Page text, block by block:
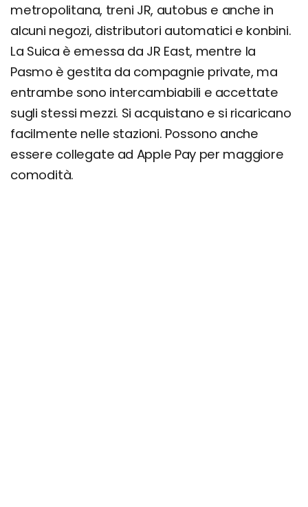
metropolitana, treni JR, autobus e anche in
alcuni negozi, distributori automatici e konbini.
La Suica è emessa da JR East, mentre la
Pasmo è gestita da compagnie private, ma
entrambe sono intercambiabili e accettate
sugli stessi mezzi. Si acquistano e si ricaricano
facilmente nelle stazioni. Possono anche
essere collegate ad Apple Pay per maggiore
comodità.